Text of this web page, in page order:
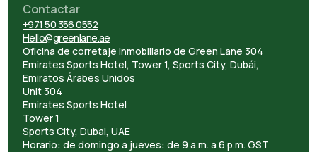
Contactar
+971 50 356 0552
Hello@greenlane.ae
Oficina de corretaje inmobiliario de Green Lane 304
Emirates Sports Hotel, Tower 1, Sports City, Dubái,
Emiratos Árabes Unidos
Unit 304
Emirates Sports Hotel
Tower 1
Sports City, Dubai, UAE
Horario: de domingo a jueves: de 9 a.m. a 6 p.m. GST